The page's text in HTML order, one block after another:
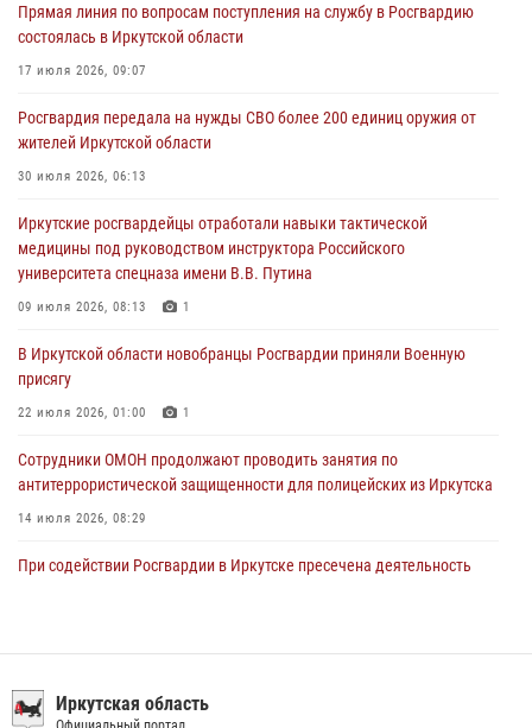
Росгвардейцы потушили загоревшийся автомобиль в Иркутске
03 августа 2026, 04:55
Дню Воздушно-десантных войск в Иркутской области
03 августа 2026, 03:32
сердца к сердцу» (видео)
31 июля 2026, 04:37 1
Сотрудники Росгвардии нашли и вернули родственникам
30 июля 2026, 07:37
Прямая линия по вопросам поступления на службу в Росгвардию
состоялась в Иркутской области
17 июля 2026, 09:07
Росгвардия передала на нужды СВО более 200 единиц оружия от
жителей Иркутской области
30 июля 2026, 06:13
Иркутские росгвардейцы отработали навыки тактической
медицины под руководством инструктора Российского
университета спецназа имени В.В. Путина
09 июля 2026, 08:13 1
В Иркутской области новобранцы Росгвардии приняли Военную
присягу
22 июля 2026, 01:00 1
Сотрудники ОМОН продолжают проводить занятия по
антитеррористической защищенности для полицейских из Иркутска
14 июля 2026, 08:29
При содействии Росгвардии в Иркутске пресечена деятельность
В Иркутске сотрудники Росгвардии оперативно разыскали
пенсионерку, страдающую потерей памяти
Иркутская область